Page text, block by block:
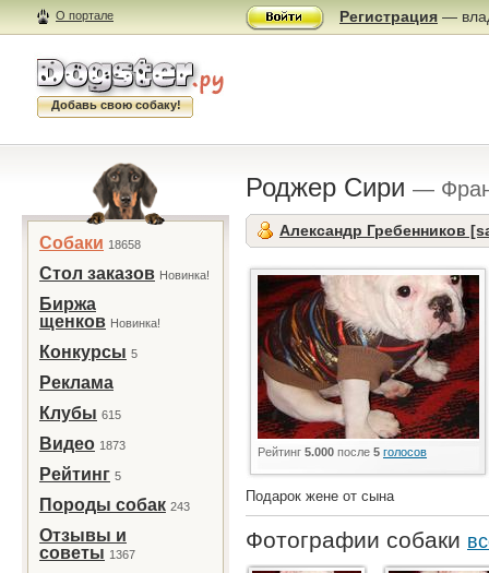
О портале Регистрация —
Добавь свою собаку!
Собаки 18658
Стол заказов Новинка!
Биржа
щенков Новинка!
Конкурсы 5
Реклама
Клубы 615
Видео 1873
Рейтинг 5
Породы собак 243
Отзывы и
советы 1367
Роджер Сири —
Александр Гребенников
Рейтинг 5.000 после 5 голосов
Подарок жене от сына
Фотографии собаки